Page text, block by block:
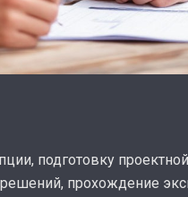
подготовку
прохождение